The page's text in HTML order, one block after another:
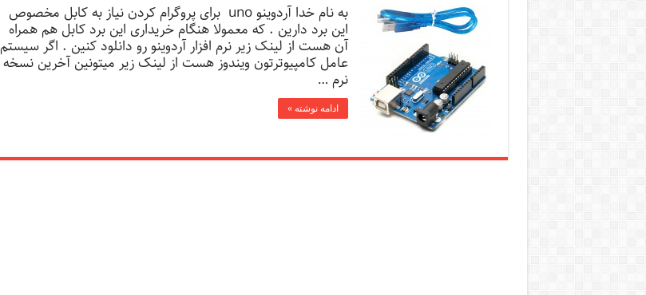
به نام خدا آردوینو uno برای پروگرام کردن نیاز به کابل مخصوص
این برد دارین . که معمولا هنگام خریداری این برد کابل هم همراه
آن هست از لینک زیر نرم افزار آردوینو رو دانلود کنین . اگر سیستم
عامل کامپیوترتون ویندوز هست از لینک زیر میتونین آخرین نسخه
نرم …
ادامه نوشته »